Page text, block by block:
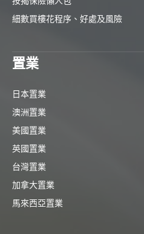
細數買樓花程序、好處及風險
置業
日本置業
澳洲置業
美國置業
英國置業
台灣置業
加拿大置業
馬來西亞置業